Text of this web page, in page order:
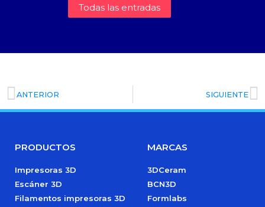
Todas las entradas
ANTERIOR SIGUIENTE
PRODUCTOS
Impresoras 3D
Escáner 3D
Filamentos impresoras 3D
MARCAS
3DCeram
BCN3D
Formlabs